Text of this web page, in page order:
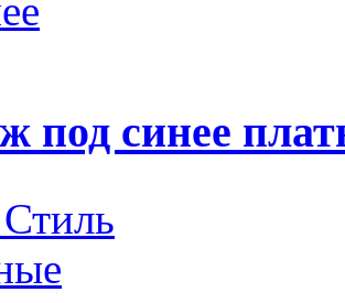
под синее